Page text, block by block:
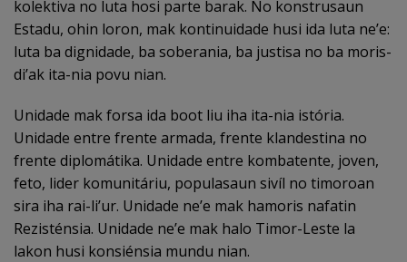
kolektiva no luta hosi parte barak. No konstrusaun
Estadu, ohin loron, mak kontinuidade husi ida luta ne’e:
luta ba dignidade, ba soberania, ba justisa no ba moris-
di’ak ita-nia povu nian.
Unidade mak forsa ida boot liu iha ita-nia istória.
Unidade entre frente armada, frente klandestina no
frente diplomátika. Unidade entre kombatente, joven,
feto, lider komunitáriu, populasaun sivíl no timoroan
sira iha rai-li’ur. Unidade ne’e mak hamoris nafatin
Rezisténsia. Unidade ne’e mak halo Timor-Leste la
lakon husi konsiénsia mundu nian.